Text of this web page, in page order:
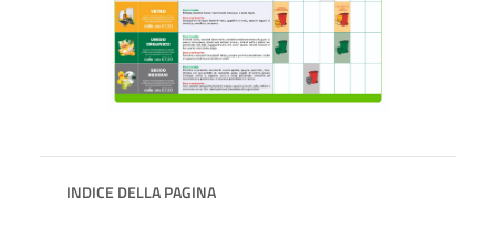
INDICE DELLA PAGINA